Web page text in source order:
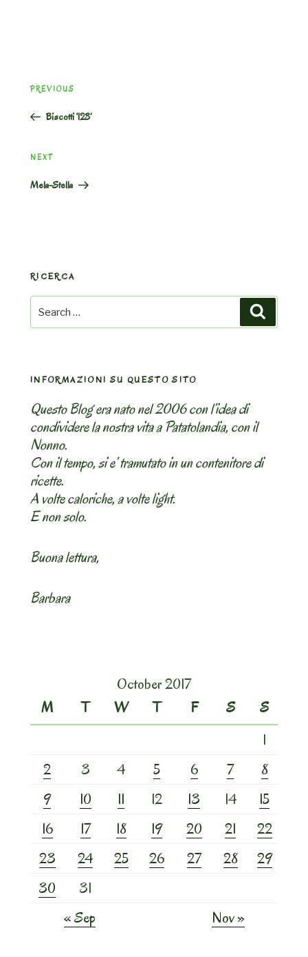
navigation
Previous
PREVIOUS
Biscotti ‘123’
Next
NEXT
Mela-Stella
RICERCA
Search
for:
INFORMAZIONI SU QUESTO SITO
Questo Blog era nato nel 2006 con l’idea di
condividere la nostra vita a Patatolandia, con il
Nonno.
Con il tempo, si e’ tramutato in un contenitore di
ricette.
A volte caloriche, a volte light.
E non solo.
Buona lettura,
Barbara
October 2017
M
T W T F S
S
1
2
3 4 5 6 7
8
9
10 11 12 13 14
15
16
17 18 19 20 21
22
23
24 25 26 27 28
29
30
31
« Sep
Nov »